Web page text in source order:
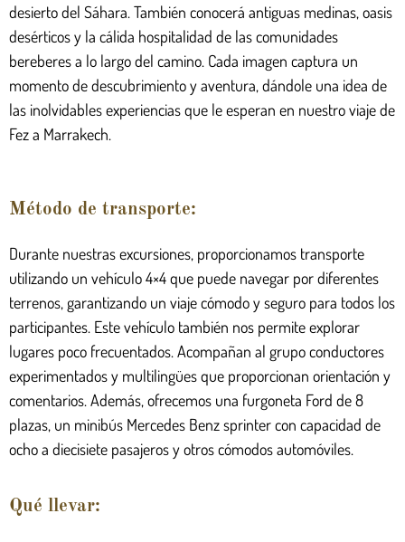
desierto del Sáhara. También conocerá antiguas medinas, oasis
desérticos y la cálida hospitalidad de las comunidades
bereberes a lo largo del camino. Cada imagen captura un
momento de descubrimiento y aventura, dándole una idea de
las inolvidables experiencias que le esperan en nuestro viaje de
Fez a Marrakech.
Método de transporte:
Durante nuestras excursiones, proporcionamos transporte
utilizando un vehículo 4×4 que puede navegar por diferentes
terrenos, garantizando un viaje cómodo y seguro para todos los
participantes. Este vehículo también nos permite explorar
lugares poco frecuentados. Acompañan al grupo conductores
experimentados y multilingües que proporcionan orientación y
comentarios. Además, ofrecemos una furgoneta Ford de 8
plazas, un minibús Mercedes Benz sprinter con capacidad de
ocho a diecisiete pasajeros y otros cómodos automóviles.
Qué llevar: